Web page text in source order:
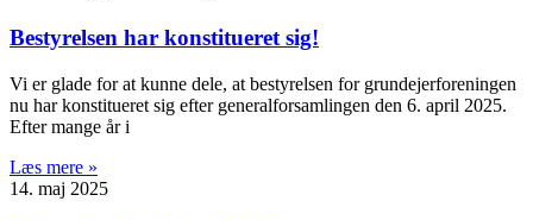
Bestyrelsen har konstitueret sig!
Vi er glade for at kunne dele, at bestyrelsen for grundejerforeningen
nu har konstitueret sig efter generalforsamlingen den 6. april 2025.
Efter mange år i
Læs mere »
14. maj 2025